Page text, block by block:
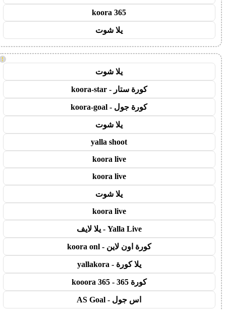
koora 365
يلا شوت
!
يلا شوت
كورة ستار - koora-star
كورة جول - koora-goal
يلا شوت
yalla shoot
koora live
koora live
يلا شوت
koora live
Yalla Live - يلا لايف
كورة اون لاين - koora onl
يلا كورة - yallakora
كورة 365 - kooora 365
اس جول - AS Goal